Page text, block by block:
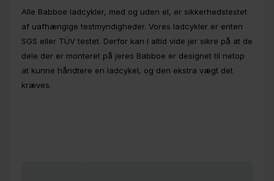
Alle Babboe ladcykler, med og uden el, er sikkerhedstestet
af uafhængige testmyndigheder. Vores ladcykler er enten
SGS eller TÜV testet. Derfor kan I altid vide jer sikre på at de
dele der er monteret på jeres Babboe er designet til netop
at kunne håndtere en ladcykel, og den ekstra vægt det
kræves.